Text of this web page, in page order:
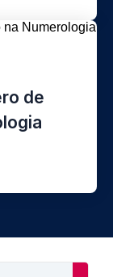
de